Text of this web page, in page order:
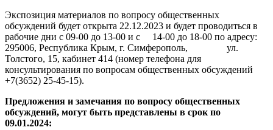
Экспозиция материалов по вопросу общественных
обсуждений будет открыта 22.12.2023 и будет проводиться в
рабочие дни с 09-00 до 13-00 и с 14-00 до 18-00 по адресу:
295006, Республика Крым, г. Симферополь, ул.
Толстого, 15, кабинет 414 (номер телефона для
консультирования по вопросам общественных обсуждений
+7(3652) 25-45-15).
Предложения и замечания по вопросу общественных
обсуждений, могут быть представлены в срок по
09.01.2024: